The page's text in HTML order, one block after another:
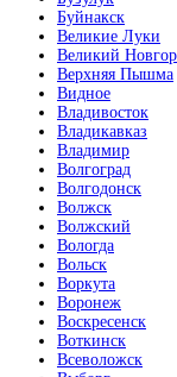
Буйнакск
Великие Луки
Великий
Верхняя Пышма
Видное
Владивосток
Владикавказ
Владимир
Волгоград
Волгодонск
Волжск
Волжский
Вологда
Вольск
Воркута
Воронеж
Воскресенск
Воткинск
Всеволожск